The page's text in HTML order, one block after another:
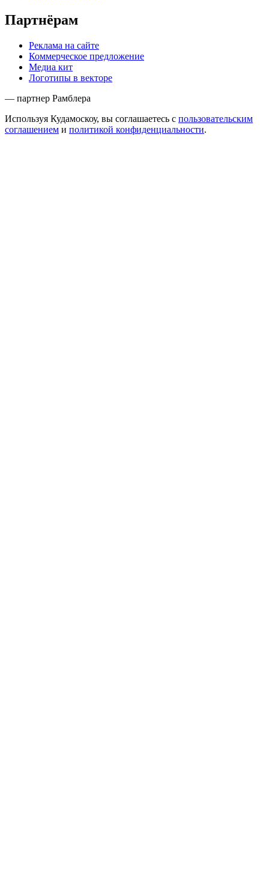
Партнёрам
Реклама на сайте
Коммерческое предложение
Медиа кит
Логотипы в векторе
— партнер Рамблера
Используя Кудамоскоу, вы соглашаетесь с пользовательским
соглашением и политикой конфиденциальности.